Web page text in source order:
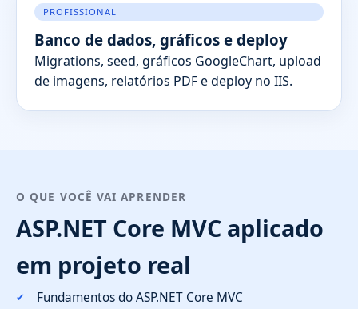
PROFISSIONAL
Banco de dados, gráficos e deploy
Migrations, seed, gráficos GoogleChart, upload
de imagens, relatórios PDF e deploy no IIS.
O QUE VOCÊ VAI APRENDER
ASP.NET Core MVC aplicado
em projeto real
Fundamentos do ASP.NET Core MVC